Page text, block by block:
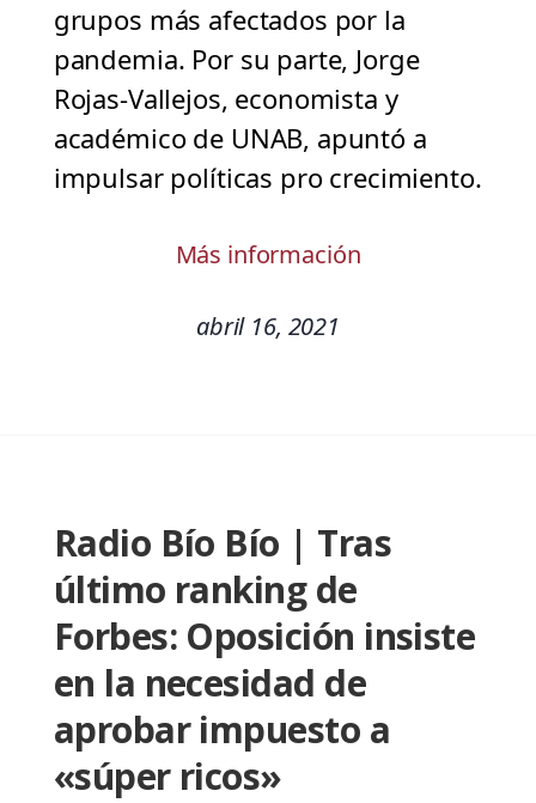
grupos más afectados por la
pandemia. Por su parte, Jorge
Rojas-Vallejos, economista y
académico de UNAB, apuntó a
impulsar políticas pro crecimiento.
Más información
abril 16, 2021
Radio Bío Bío | Tras
último ranking de
Forbes: Oposición insiste
en la necesidad de
aprobar impuesto a
«súper ricos»